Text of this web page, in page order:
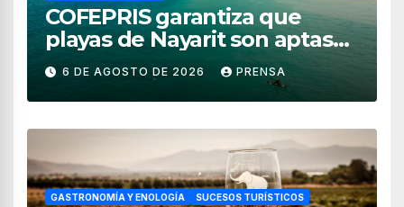
COFEPRIS garantiza que
playas de Nayarit son aptas
para uso recreativo
6 DE AGOSTO DE 2026 PRENSA
GASTRONOMÍA Y ENOLOGÍA SUCESOS TURÍSTICOS